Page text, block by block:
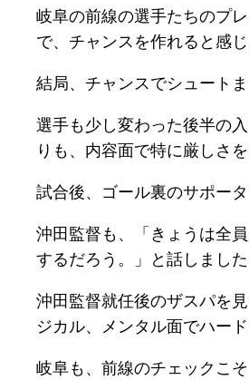
岐阜の前線の選手たちのプ
で、チャンスを作れると感
結局、チャンスでシュート
選手も少し変わった後半の
りも、内容面で特に厳しさ
試合後、ゴール裏のサポー
沖田監督も、「きょうは全
するだろう。」と話しました
沖田監督就任後のザスパを
ジカル、メンタル面でハー
岐阜も、前線のチェックこ